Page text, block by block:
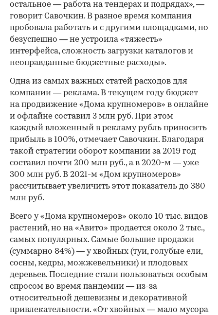
остальное — работа на тендерах и подрядах», —
говорит Савочкин. В разное время компания
пробовала работать и с другими площадками, но
безуспешно — не устроила «тяжесть»
интерфейса, сложность загрузки каталогов и
неоправданные бюджетные расходы».
Одна из самых важных статей расходов для
компании — реклама. В текущем году бюджет
на продвижение «Дома крупномеров» в онлайне
и офлайне составил 3 млн руб. При этом
каждый вложенный в рекламу рубль приносить
прибыль в 100%, отмечает Савочкин. Благодаря
такой стратегии оборот компании за 2019 год
составил почти 200 млн руб., а в 2020-м — уже
300 млн руб. В 2021-м «Дом крупномеров»
рассчитывает увеличить этот показатель до 380
млн руб.
Всего у «Дома крупномеров» около 10 тыс. видов
растений, но на «Авито» продается около 2 тыс.,
самых популярных. Самые большие продажи
(суммарно 84%) — у хвойных (туи, голубые ели,
сосны, кедры, можжевельники) и плодовых
деревьев. Последние стали пользоваться особым
спросом во время пандемии — из-за
относительной дешевизны и декоративной
привлекательности. «От хвойных — мало мусора